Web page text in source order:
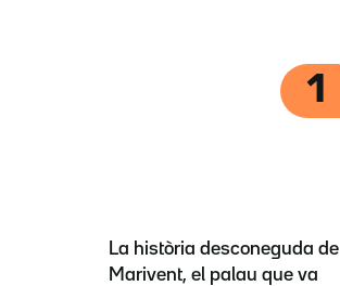
1
La història desconeguda de
Marivent, el palau que va